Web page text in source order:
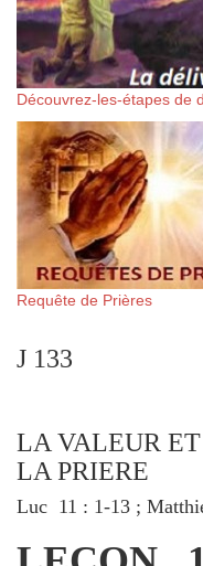
Découvrez-les-étapes de
Requête de Prières
J 133
LA VALEUR
LA PRIERE
Luc 11 : 1-13 ;